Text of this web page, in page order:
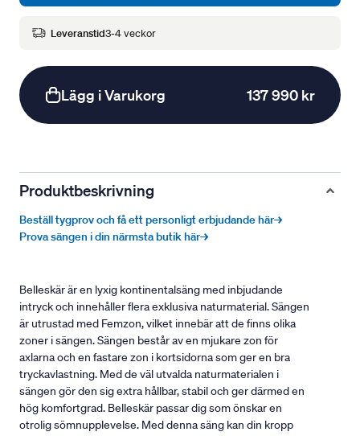
Leveranstid3-4 veckor
Lägg i Varukorg 137 990 kr
Produktbeskrivning
Beställ tygprov och få ett personligt erbjudande här→
Prova sängen i din närmsta butik här→
Belleskär är en lyxig kontinentalsäng med inbjudande
intryck och innehåller flera exklusiva naturmaterial. Sängen
är utrustad med Femzon, vilket innebär att de finns olika
zoner i sängen. Sängen består av en mjukare zon för
axlarna och en fastare zon i kortsidorna som ger en bra
tryckavlastning. Med de väl utvalda naturmaterialen i
sängen gör den sig extra hållbar, stabil och ger därmed en
hög komfortgrad. Belleskär passar dig som önskar en
otrolig sömnupplevelse. Med denna säng kan din kropp